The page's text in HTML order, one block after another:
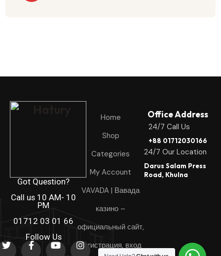
Got Question?
Call us 10 AM- 10
PM
01712 03 01 66
Follow Us
Home
Shop
Categories
My Account
VAVADA | Вавада
казино –
официальный сайт,
регистрация, вход
Office Address
24/7 Call Us
+88 01712030166
24/7 Our Location
Darus Salam Press
Road, Khulna